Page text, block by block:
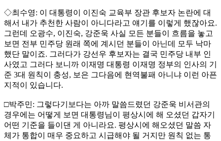
◇최수영: 이 대통령이 이진숙 교육부 장관 후보자 논란에 대
해서 내가 추천한 사람이 아니다라고 얘기를 이렇게 했잖아요.
그런데 오광수, 이진숙, 강준욱 사실 모든 분들이 흐름을 놓고
보면 전부 민주당 원래 쪽에 계시던 분들이 아닌데 모두 낙마
했단 말이죠. 그러다가 강선우 후보자는 결국 민주당 내부 인
사였고 그러다 보니까 이재명 대통령 이재명 정부의 인사의 기
준 3대 원칙이 충성, 보은 그다음에 현역불패 아니냐 이런 아픈
지적이 있습니다.
□박주민: 그렇다기보다는 아까 말씀드렸던 강준욱 비서관의
경우에는 어떻게 보면 대통령님이 평상시에 해 오셨던 갑자기
어떤 기준을 들이댄 게 아니라요. 평상시에 해오셨던 말씀 자
체가 통합이 매우 중요하고 시급해야 될 거지만 원칙 없는 통